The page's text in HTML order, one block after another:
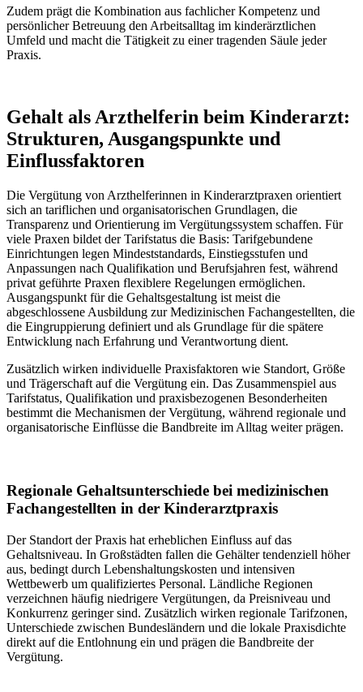
Zudem prägt die Kombination aus fachlicher Kompetenz und
persönlicher Betreuung den Arbeitsalltag im kinderärztlichen
Umfeld und macht die Tätigkeit zu einer tragenden Säule jeder
Praxis.
Gehalt als Arzthelferin beim Kinderarzt:
Strukturen, Ausgangspunkte und
Einflussfaktoren
Die Vergütung von Arzthelferinnen in Kinderarztpraxen orientiert
sich an tariflichen und organisatorischen Grundlagen, die
Transparenz und Orientierung im Vergütungssystem schaffen. Für
viele Praxen bildet der Tarifstatus die Basis: Tarifgebundene
Einrichtungen legen Mindeststandards, Einstiegsstufen und
Anpassungen nach Qualifikation und Berufsjahren fest, während
privat geführte Praxen flexiblere Regelungen ermöglichen.
Ausgangspunkt für die Gehaltsgestaltung ist meist die
abgeschlossene Ausbildung zur Medizinischen Fachangestellten, die
die Eingruppierung definiert und als Grundlage für die spätere
Entwicklung nach Erfahrung und Verantwortung dient.
Zusätzlich wirken individuelle Praxisfaktoren wie Standort, Größe
und Trägerschaft auf die Vergütung ein. Das Zusammenspiel aus
Tarifstatus, Qualifikation und praxisbezogenen Besonderheiten
bestimmt die Mechanismen der Vergütung, während regionale und
organisatorische Einflüsse die Bandbreite im Alltag weiter prägen.
Regionale Gehaltsunterschiede bei medizinischen
Fachangestellten in der Kinderarztpraxis
Der Standort der Praxis hat erheblichen Einfluss auf das
Gehaltsniveau. In Großstädten fallen die Gehälter tendenziell höher
aus, bedingt durch Lebenshaltungskosten und intensiven
Wettbewerb um qualifiziertes Personal. Ländliche Regionen
verzeichnen häufig niedrigere Vergütungen, da Preisniveau und
Konkurrenz geringer sind. Zusätzlich wirken regionale Tarifzonen,
Unterschiede zwischen Bundesländern und die lokale Praxisdichte
direkt auf die Entlohnung ein und prägen die Bandbreite der
Vergütung.